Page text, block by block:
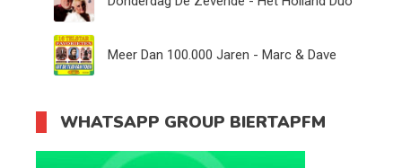
Meer Dan 100.000 Jaren - Marc & Dave
WHATSAPP GROUP BIERTAPFM